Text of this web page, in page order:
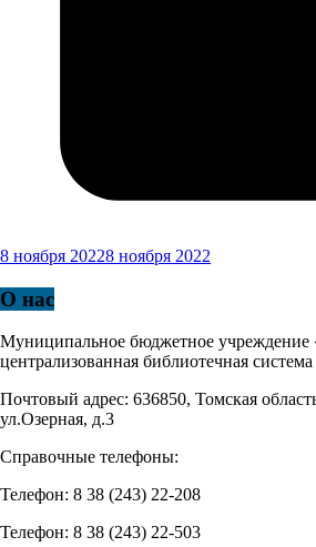
8 ноября 20228 ноября 2022
О нас
Муниципальное бюджетное учреждение
централизованная библиотечная
Почтовый адрес: 636850, Томская
ул.Озерная, д.3
Справочные телефоны:
Телефон: 8 38 (243) 22-208
Телефон: 8 38 (243) 22-503